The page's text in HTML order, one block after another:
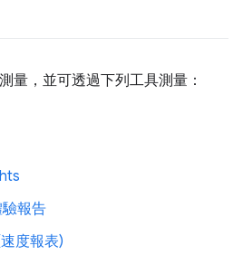
測量，並可透過下列工具測量：
報告
度報表)